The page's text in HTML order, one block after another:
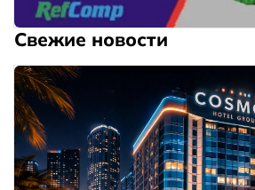
Свежие новости